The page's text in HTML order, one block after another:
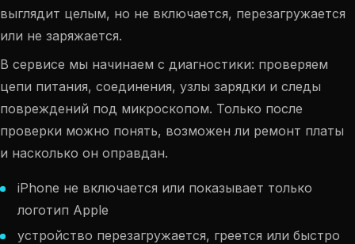
выглядит целым, но не включается, перезагружается
или не заряжается.
В сервисе мы начинаем с диагностики: проверяем
цепи питания, соединения, узлы зарядки и следы
повреждений под микроскопом. Только после
проверки можно понять, возможен ли ремонт платы
и насколько он оправдан.
iPhone не включается или показывает только
логотип Apple
устройство перезагружается, греется или быстро